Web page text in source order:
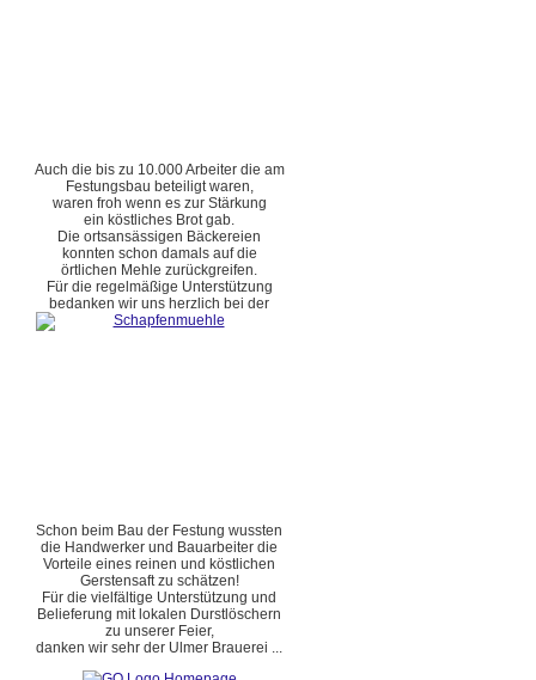
Auch die bis zu 10.000 Arbeiter die am
Festungsbau beteiligt waren,
waren froh wenn es zur Stärkung
ein köstliches Brot gab.
Die ortsansässigen Bäckereien
konnten schon damals auf die
örtlichen Mehle zurückgreifen.
Für die regelmäßige Unterstützung
bedanken wir uns herzlich bei der
Schon beim Bau der Festung wussten
die Handwerker und Bauarbeiter die
Vorteile eines reinen und köstlichen
Gerstensaft zu schätzen!
Für die vielfältige Unterstützung und
Belieferung mit lokalen Durstlöschern
zu unserer Feier,
danken wir sehr der Ulmer Brauerei ...